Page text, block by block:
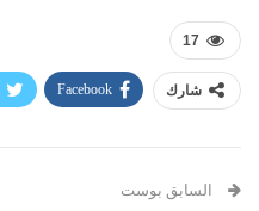
17
شارك Facebook
السابق بوست